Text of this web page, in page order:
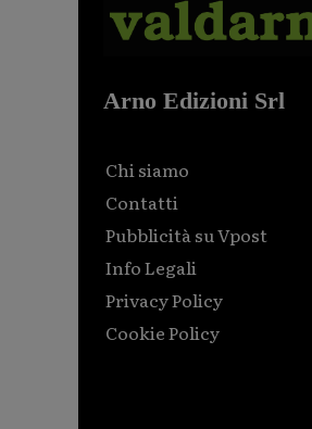
Arno Edizioni Srl
Chi siamo
Contatti
Pubblicità su Vpost
Info Legali
Privacy Policy
Cookie Policy